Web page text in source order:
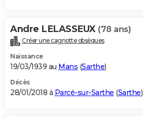
Andre LELASSEUX (78 ans)
Créer une cagnotte obsèques
Naissance
19/03/1939 au Mans (Sarthe)
Décès
28/01/2018 à Parcé-sur-Sarthe (Sarthe)